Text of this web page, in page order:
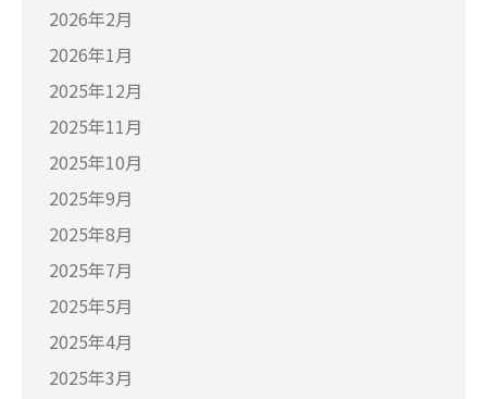
2026年2月
2026年1月
2025年12月
2025年11月
2025年10月
2025年9月
2025年8月
2025年7月
2025年5月
2025年4月
2025年3月